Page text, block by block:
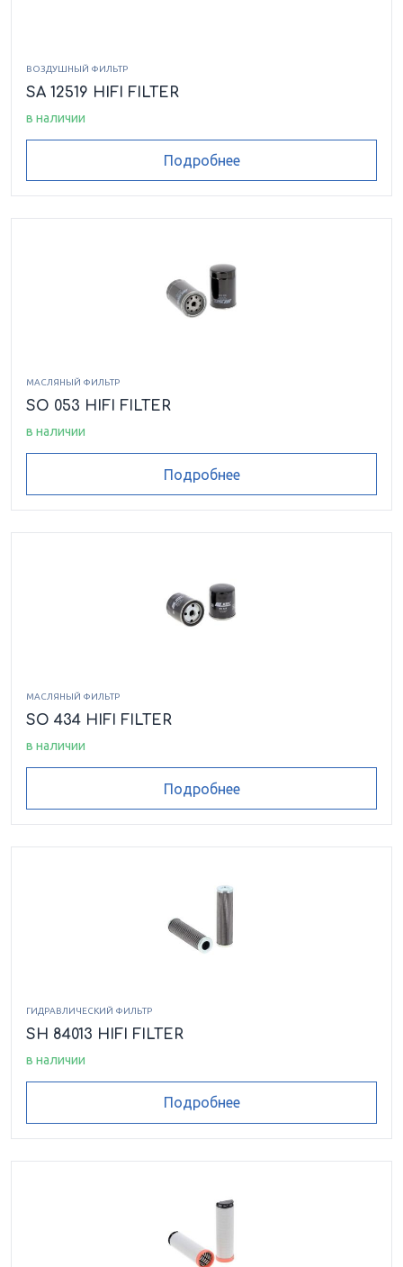
ВОЗДУШНЫЙ ФИЛЬТР
SA 12519 HIFI FILTER
в наличии
Подробнее
МАСЛЯНЫЙ ФИЛЬТР
SO 053 HIFI FILTER
в наличии
Подробнее
МАСЛЯНЫЙ ФИЛЬТР
SO 434 HIFI FILTER
в наличии
Подробнее
ГИДРАВЛИЧЕСКИЙ ФИЛЬТР
SH 84013 HIFI FILTER
в наличии
Подробнее